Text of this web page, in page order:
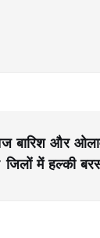
बारिश और
जिलों में हल्की